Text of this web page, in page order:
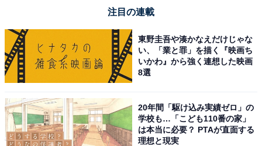
注目の連載
東野圭吾や湊かなえだけじゃな
い、「業と罪」を描く『映画ち
いかわ』から強く連想した映画
8選
20年間「駆け込み実績ゼロ」の
学校も…「こども110番の家」
は本当に必要？ PTAが直面する
理想と現実